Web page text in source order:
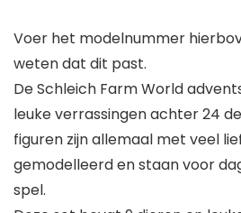
Voer het modelnummer
weten dat dit past.
De Schleich Farm World
leuke verrassingen achter 24
figuren zijn allemaal met veel
gemodelleerd en staan voor
spel.